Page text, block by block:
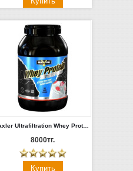
Maxler Ultrafiltration Whey Protein 2 lb 1кг(клубника, шоколад, ваниль) Германия
8000тг.